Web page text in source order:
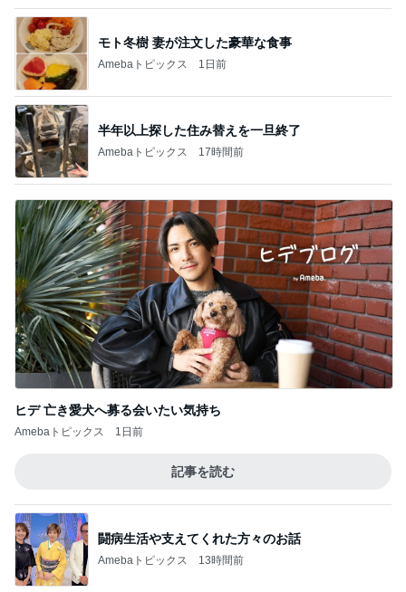
モト冬樹 妻が注文した豪華な食事
Amebaトピックス 1日前
半年以上探した住み替えを一旦終了
Amebaトピックス 17時間前
ヒデ 亡き愛犬へ募る会いたい気持ち
Amebaトピックス 1日前
記事を読む
闘病生活や支えてくれた方々のお話
Amebaトピックス 13時間前